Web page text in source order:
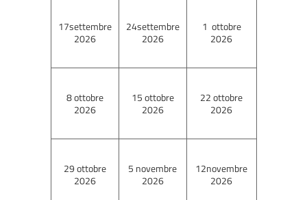
17settembre
2026
24settembre
2026
1 ottobre
2026
8 ottobre
2026
15 ottobre
2026
22 ottobre
2026
29 ottobre
2026
5 novembre
2026
12novembre
2026